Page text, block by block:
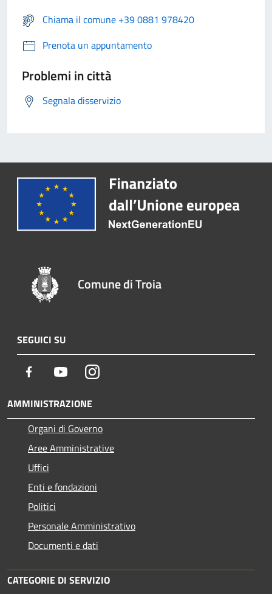
Chiama il comune +39 0881 978420
Prenota un appuntamento
Problemi in città
Segnala disservizio
Comune di Troia
SEGUICI SU
Facebook YoutubeInstagram
AMMINISTRAZIONE
Organi di Governo
Aree Amministrative
Uffici
Enti e fondazioni
Politici
Personale Amministrativo
Documenti e dati
CATEGORIE DI SERVIZIO